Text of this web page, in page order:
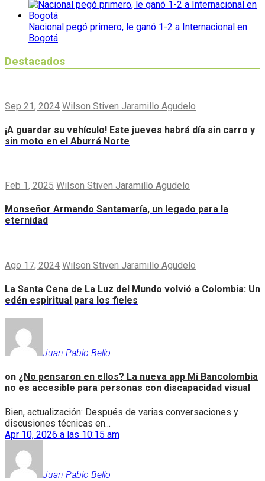
Nacional pegó primero, le ganó 1-2 a Internacional en
Bogotá
Destacados
Sep 21, 2024 Wilson Stiven Jaramillo Agudelo
¡A guardar su vehículo! Este jueves habrá día sin carro y
sin moto en el Aburrá Norte
Feb 1, 2025 Wilson Stiven Jaramillo Agudelo
Monseñor Armando Santamaría, un legado para la
eternidad
Ago 17, 2024 Wilson Stiven Jaramillo Agudelo
La Santa Cena de La Luz del Mundo volvió a Colombia: Un
edén espiritual para los fieles
Juan Pablo Bello
on ¿No pensaron en ellos? La nueva app Mi Bancolombia
no es accesible para personas con discapacidad visual
Bien, actualización: Después de varias conversaciones y
discusiones técnicas en...
Apr 10, 2026 a las 10:15 am
Juan Pablo Bello